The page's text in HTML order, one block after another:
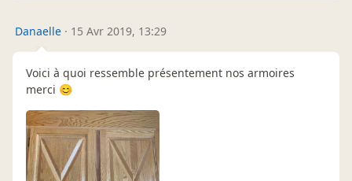
Danaelle · 15 Avr 2019, 13:29
Voici à quoi ressemble présentement nos armoires
merci 😊